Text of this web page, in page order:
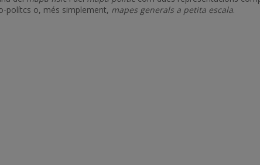
polítcs o, més simplement, mapes generals a petita escala.